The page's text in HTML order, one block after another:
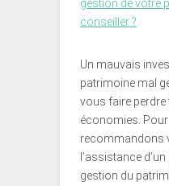
gestion de votre
conseiller ?
Un mauvais
patrimoine mal
vous faire
économies.
recommandons
l’assistance
gestion du